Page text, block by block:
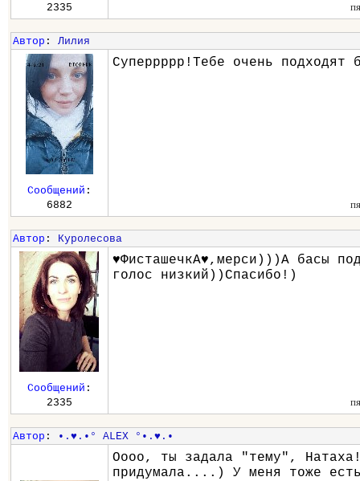
2335
Автор : Лилия
Суперрррр!Тебе очень подходят
Сообщений :
6882
Автор : Куролесова
♥ФисташечкА♥,мерси)))А басы
голос низкий))Спасибо!)
Сообщений :
2335
Автор : •.♥.•° ALEX °•.♥.•
Оооо, ты задала "тему",
придумала....) У меня тоже